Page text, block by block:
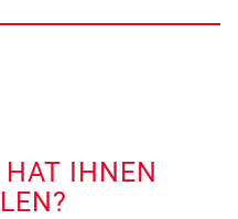
HAT IHNEN